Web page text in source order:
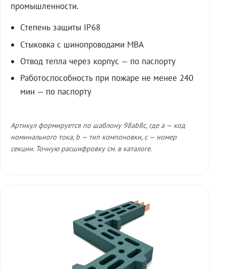
промышленности.
Степень защиты IP68
Стыковка с шинопроводами МВА
Отвод тепла через корпус — по паспорту
Работоспособность при пожаре не менее 240
мин — по паспорту
Артикул формируется по шаблону 98ab8c, где a — код
номинального тока, b — тип компоновки, c — номер
секции. Точную расшифровку см. в каталоге.